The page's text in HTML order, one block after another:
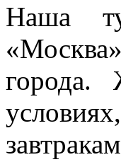
Наша
города.